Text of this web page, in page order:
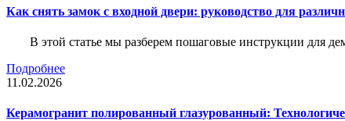
Как снять замок с входной двери: руководство для
В этой статье мы разберем пошаговые инструкции для
Подробнее
11.02.2026
Керамогранит полированный глазурованный: